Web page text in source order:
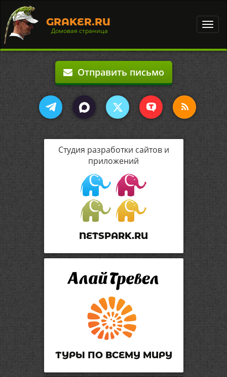
GRAKER.RU
Домовая страница
Отправить письмо
Студия разработки сайтов и
приложений
NETSPARK.RU
ТУРЫ ПО ВСЕМУ МИРУ